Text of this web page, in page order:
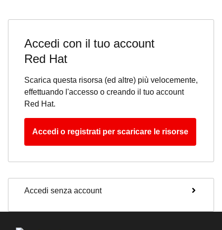
Accedi con il tuo account
Red Hat
Scarica questa risorsa (ed altre) più velocemente,
effettuando l'accesso o creando il tuo account
Red Hat.
Accedi o registrati per scaricare le risorse
Accedi senza account